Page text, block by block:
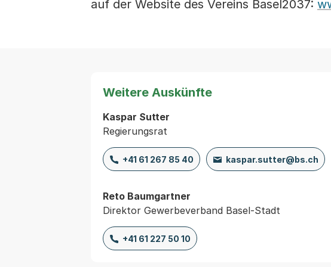
auf der Website des Vereins Basel2037:
Weitere Auskünfte
Kaspar Sutter
Regierungsrat
+41 61 267 85 40 kaspar.sutter@bs.ch
Reto Baumgartner
Direktor Gewerbeverband Basel-Stadt
+41 61 227 50 10